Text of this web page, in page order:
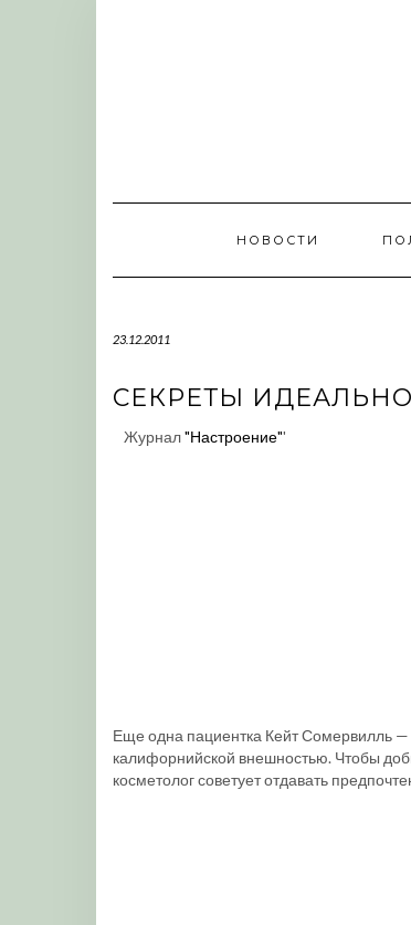
НОВОСТИ
23.12.2011
СЕКРЕТЫ
Журнал"Настроение"'
Еще одна пациентка Кейт Сомервилль
калифорнийской внешностью. Чтобы
косметолог советует отдавать